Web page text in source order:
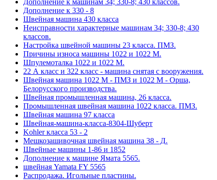
Дополнение к 330 - 8
Швейная машина 430 класса
Неисправности характерные машинам 34; 330-8; 430
классов.
Настройка швейной машины 23 класса. ПМЗ.
Причины износа машины 1022 и 1022 М.
Шпулемоталка 1022 и 1022 М.
22 А класс и 322 класс - машина снятая с вооружения.
Швейная машина 1022 М - ПМЗ и 1022 М - Орша,
Белорусского производства.
Швейная промышленная машина, 26 класса.
Промышленная швейная машина 1022 класса. ПМЗ.
Швейная машина 97 класса
Швейная-машина-класса-8304-Шуберт
Kohler класса 53 - 2
Мешкозашивочная швейная машина 38 - Д.
Швейные машины 1-86 и 1852
Дополнение к машине Ямата 5565.
швейная Yamata FY 5565
Распродажа. Игольные пластины.